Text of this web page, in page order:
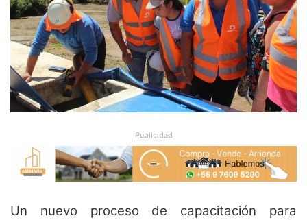
Publicidad
Un nuevo proceso de capacitación para